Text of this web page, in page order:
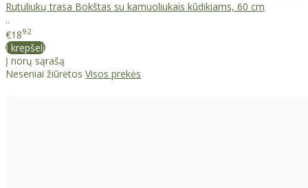
Rutuliukų trasa Bokštas su kamuoliukais kūdikiams, 60 cm
..
€1892
Į krepšelį
Į norų sąrašą
Neseniai žiūrėtos Visos prekės